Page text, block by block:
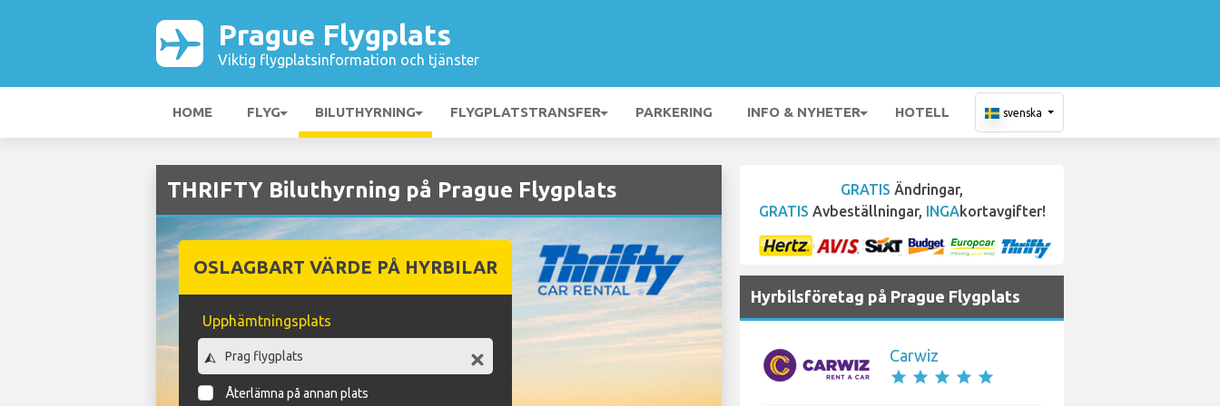
Prague Flygplats
Viktig flygplatsinformation och tjänster
HOME FLYG BILUTHYRNING FLYGPLATSTRANSFER PARKERING INFO & NYHETER HOTELL svenska
THRIFTY Biluthyrning på Prague Flygplats
OSLAGBART VÄRDE PÅ HYRBILAR
Upphämtningsplats
Återlämna på annan plats
GRATIS Ändringar,
GRATIS Avbeställningar, INGAkortavgifter!
Hyrbilsföretag på Prague Flygplats
Carwiz
star star star star star